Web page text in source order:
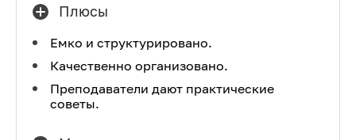
Плюсы
Емко и структурировано.
Качественно организовано.
Преподаватели дают практические
советы.